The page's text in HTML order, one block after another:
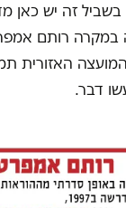
זה יש כאן
רותם
האזורית
דבר.